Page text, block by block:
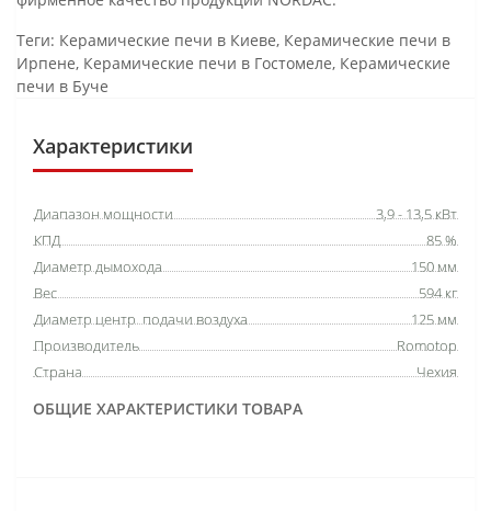
Теги: Керамические печи в Киеве, Керамические печи в
Ирпене, Керамические печи в Гостомеле, Керамические
печи в Буче
Характеристики
ОБЩИЕ ХАРАКТЕРИСТИКИ ТОВАРА
Диапазон мощности
3,9 - 13,5 кВт
КПД
85 %
Диаметр дымохода
150 мм
Вес
594 кг
Диаметр центр. подачи воздуха
125 мм
Производитель
Romotop
Страна
Чехия